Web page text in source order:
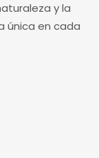
y la
única en cada